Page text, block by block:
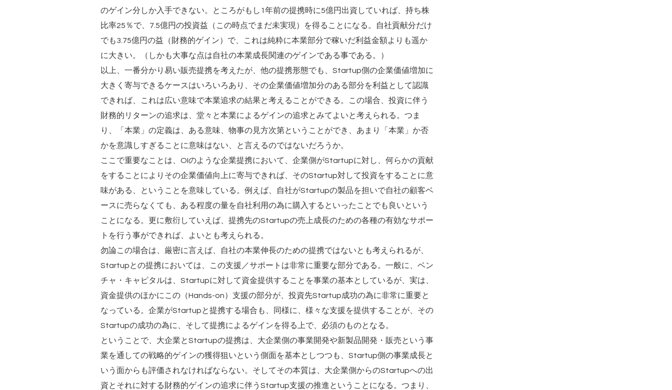
のゲイン分しか入手できない。ところがもし1年前の提携時に5億円出資していれば、持ち株
比率25％で、7.5億円の投資益（この時点でまだ未実現）を得ることになる。自社貢献分だけ
でも3.75億円の益（財務的ゲイン）で、これは純粋に本業部分で稼いだ利益金額よりも遥か
に大きい。（しかも大事な点は自社の本業成長関連のゲインである事である。）
以上、一番分かり易い販売提携を考えたが、他の提携形態でも、Startup側の企業価値増加に
大きく寄与できるケースはいろいろあり、その企業価値増加分のある部分を利益として認識
できれば、これは広い意味で本業追求の結果と考えることができる。この場合、投資に伴う
財務的リターンの追求は、堂々と本業によるゲインの追求とみてよいと考えられる。つま
り、「本業」の定義は、ある意味、物事の見方次第ということができ、あまり「本業」か否
かを意識しすぎることに意味はない、と言えるのではないだろうか。
ここで重要なことは、OIのような企業提携において、企業側がStartupに対し、何らかの貢献
をすることによりその企業価値向上に寄与できれば、そのStartup対して投資をすることに意
味がある、ということを意味している。例えば、自社がStartupの製品を担いで自社の顧客ベ
ースに売らなくても、ある程度の量を自社利用の為に購入するといったことでも良いという
ことになる。更に敷衍していえば、提携先のStartupの売上成長のための各種の有効なサポー
トを行う事ができれば、よいとも考えられる。
勿論この場合は、厳密に言えば、自社の本業伸長のための提携ではないとも考えられるが、
Startupとの提携においては、この支援／サポートは非常に重要な部分である。一般に、ベン
チャ・キャピタルは、Startupに対して資金提供することを事業の基本としているが、実は、
資金提供のほかにこの（Hands-on）支援の部分が、投資先Startup成功の為に非常に重要と
なっている。企業がStartupと提携する場合も、同様に、様々な支援を提供することが、その
Startupの成功の為に、そして提携によるゲインを得る上で、必須のものとなる。
ということで、大企業とStartupの提携は、大企業側の事業開発や新製品開発・販売という事
業を通しての戦略的ゲインの獲得狙いという側面を基本としつつも、Startup側の事業成長と
いう面からも評価されなければならない。そしてその本質は、大企業側からのStartupへの出
資とそれに対する財務的ゲインの追求に伴うStartup支援の推進ということになる。つまり、